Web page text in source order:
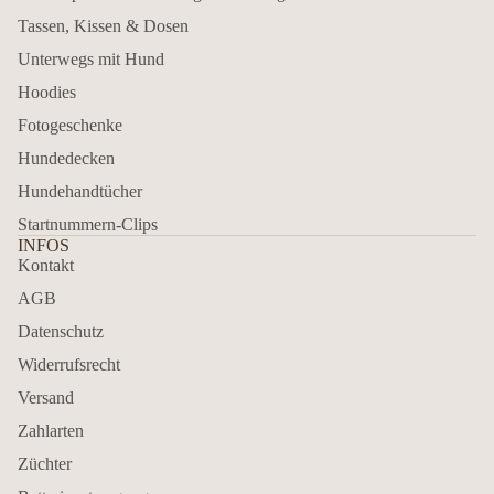
Tassen, Kissen & Dosen
Unterwegs mit Hund
Hoodies
Fotogeschenke
Hundedecken
Hundehandtücher
Startnummern-Clips
INFOS
Kontakt
AGB
Datenschutz
Widerrufsrecht
Versand
Zahlarten
Züchter